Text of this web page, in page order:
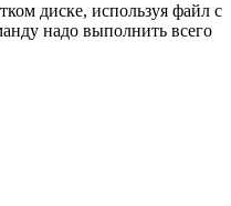
диске, используя файл с
надо выполнить всего